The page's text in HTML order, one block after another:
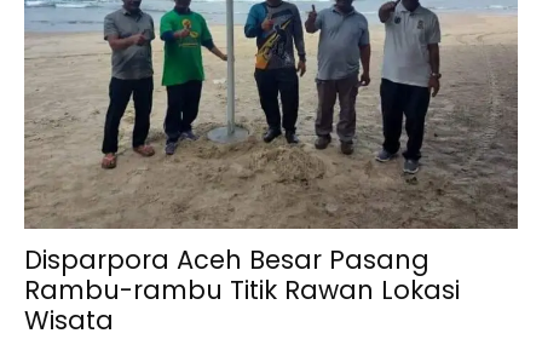
Disparpora Aceh Besar Pasang
Rambu-rambu Titik Rawan Lokasi
Wisata